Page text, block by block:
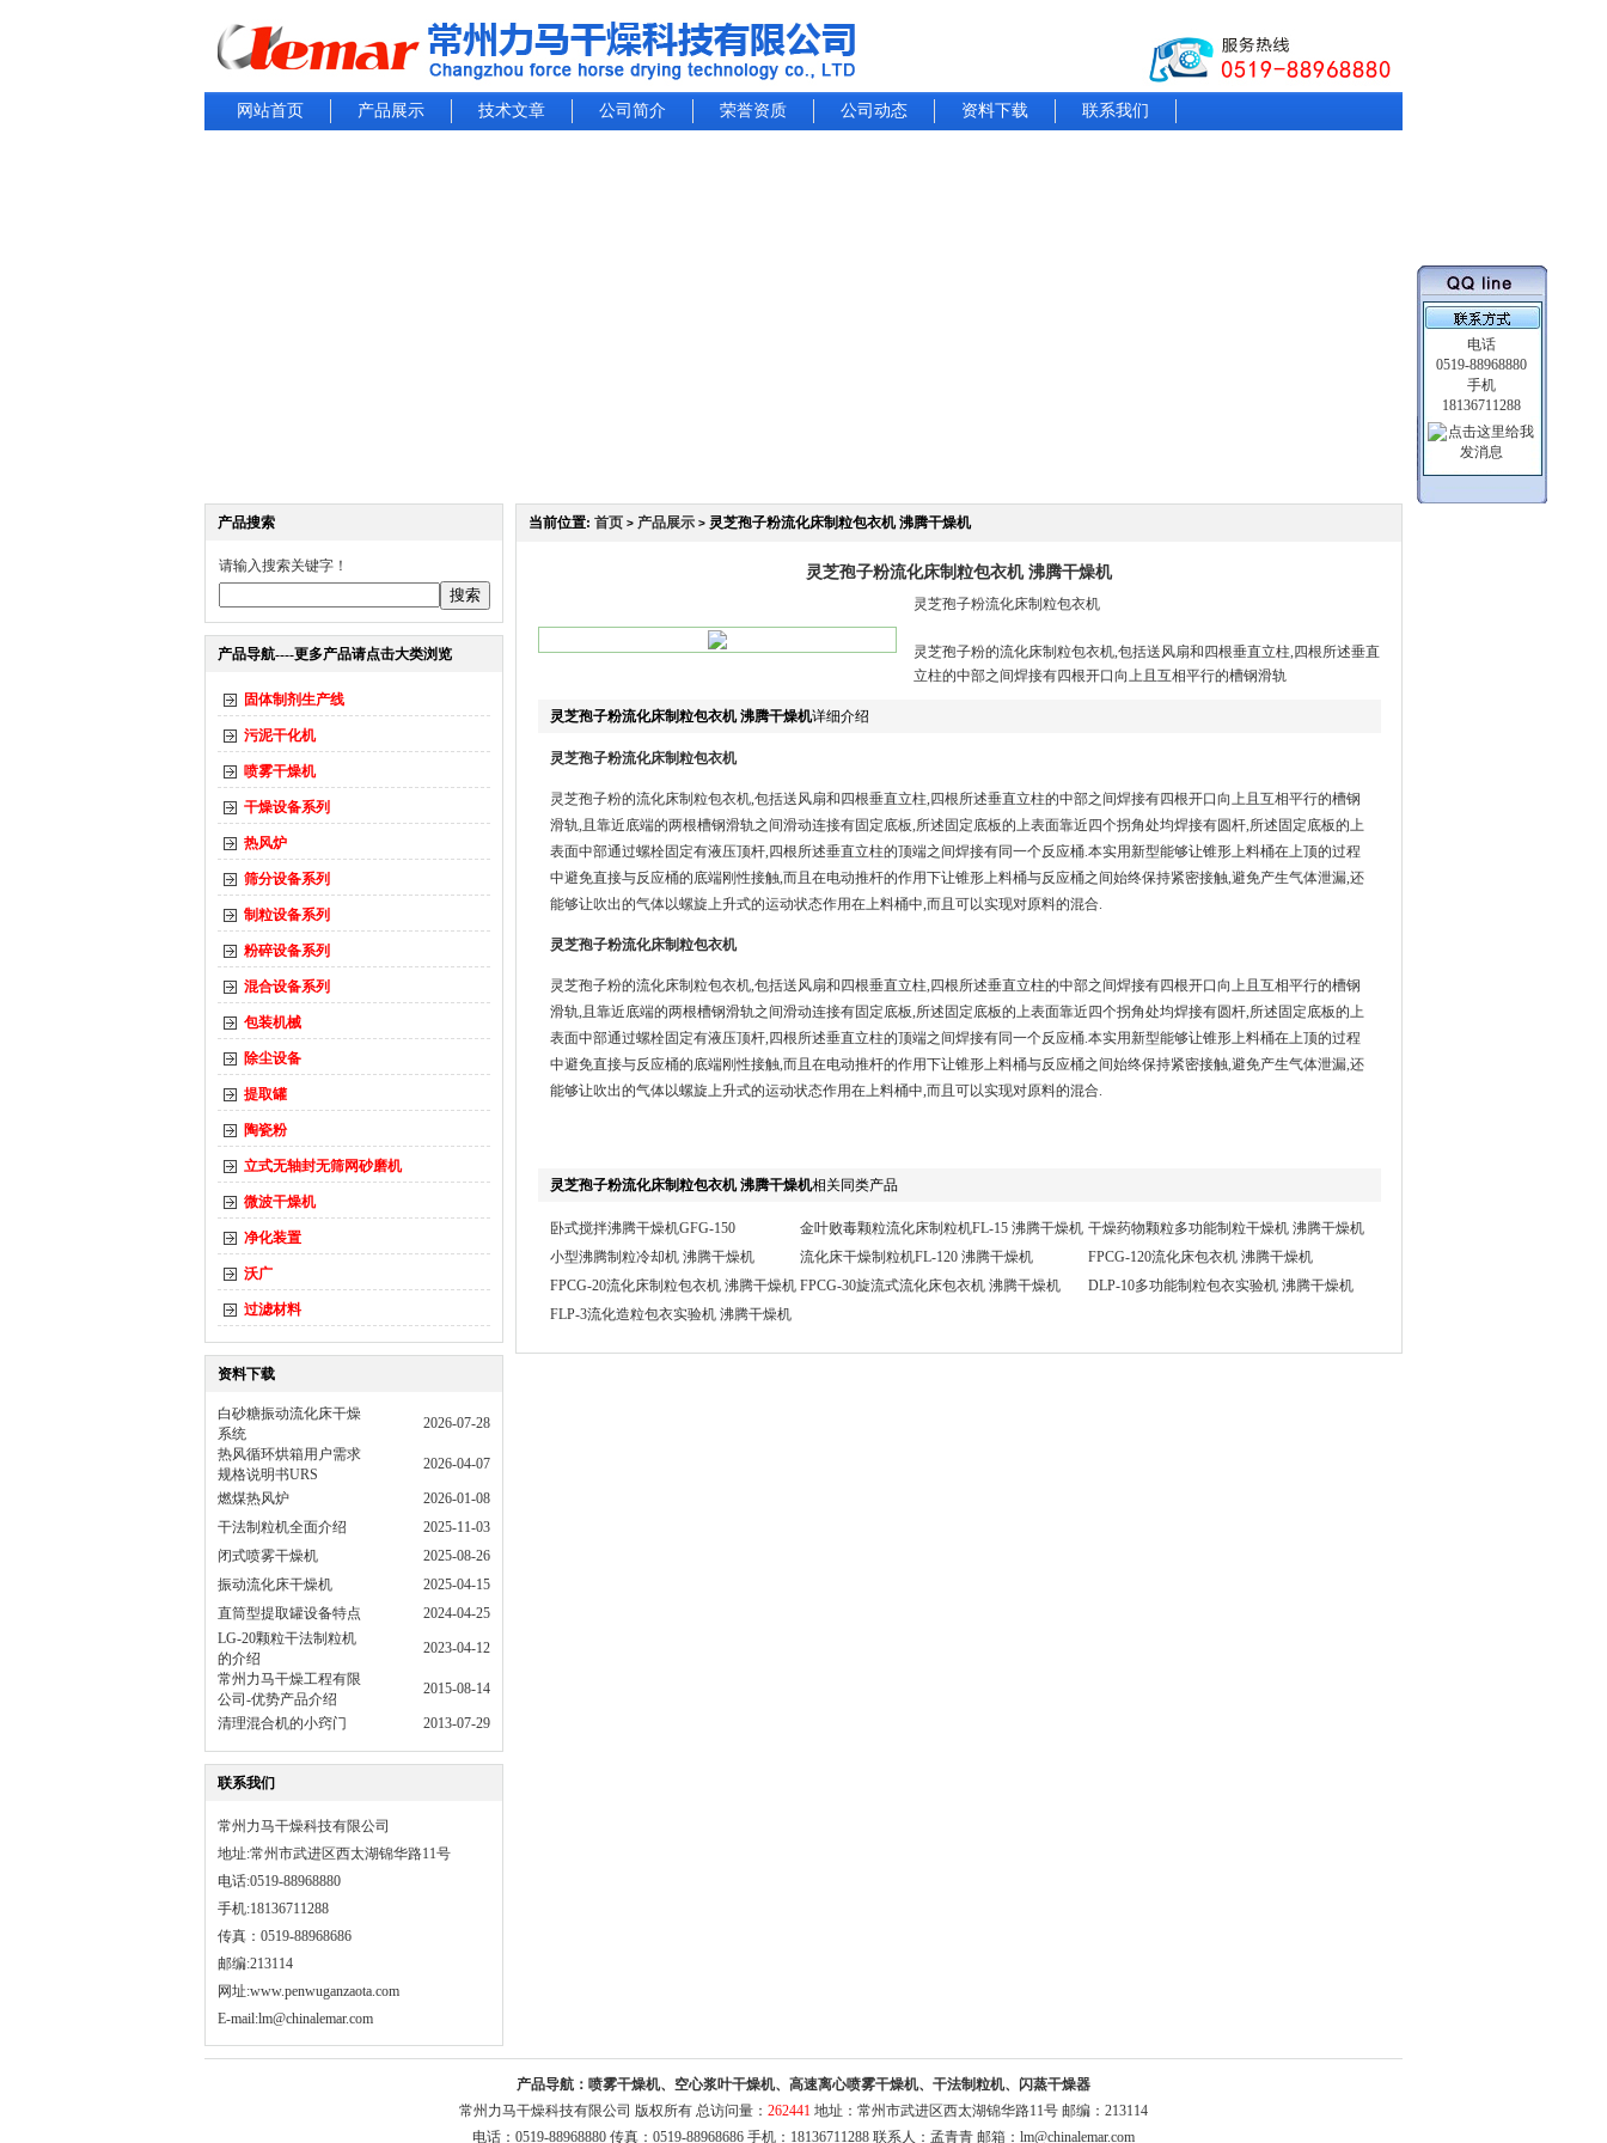
网站首页 产品展示 技术文章 公司简介 荣誉资质 公司动态 资料下载 联系我们
产品搜索
请输入搜索关键字！
产品导航----更多产品请点击大类浏览
固体制剂生产线
污泥干化机
喷雾干燥机
干燥设备系列
热风炉
筛分设备系列
制粒设备系列
粉碎设备系列
混合设备系列
包装机械
除尘设备
提取罐
陶瓷粉
立式无轴封无筛网砂磨机
微波干燥机
净化装置
沃广
过滤材料
资料下载
白砂糖振动流化床干燥
系统
2026-07-28
热风循环烘箱用户需求
规格说明书URS
2026-04-07
燃煤热风炉
2026-01-08
干法制粒机全面介绍
2025-11-03
闭式喷雾干燥机
2025-08-26
振动流化床干燥机
2025-04-15
直筒型提取罐设备特点
2024-04-25
LG-20颗粒干法制粒机
的介绍
2023-04-12
常州力马干燥工程有限
公司-优势产品介绍
2015-08-14
清理混合机的小窍门 2013-07-29
联系我们
常州力马干燥科技有限公司
地址:常州市武进区西太湖锦华路11号
电话:0519-88968880
手机:18136711288
传真：0519-88968686
邮编:213114
网址:www.penwuganzaota.com
E-mail:lm@chinalemar.com
当前位置: 首页 > 产品展示 > 灵芝孢子粉流化床制粒包衣机 沸腾干燥机
灵芝孢子粉流化床制粒包衣机 沸腾干燥机
灵芝孢子粉流化床制粒包衣机
灵芝孢子粉的流化床制粒包衣机,包括送风扇和四根垂直立柱,四根所述垂直
立柱的中部之间焊接有四根开口向上且互相平行的槽钢滑轨
灵芝孢子粉流化床制粒包衣机 沸腾干燥机详细介绍
灵芝孢子粉流化床制粒包衣机
灵芝孢子粉的流化床制粒包衣机,包括送风扇和四根垂直立柱,四根所述垂直立柱的中部之间焊接有四根开口向上且互相平行的槽钢
滑轨,且靠近底端的两根槽钢滑轨之间滑动连接有固定底板,所述固定底板的上表面靠近四个拐角处均焊接有圆杆,所述固定底板的上
表面中部通过螺栓固定有液压顶杆,四根所述垂直立柱的顶端之间焊接有同一个反应桶.本实用新型能够让锥形上料桶在上顶的过程
中避免直接与反应桶的底端刚性接触,而且在电动推杆的作用下让锥形上料桶与反应桶之间始终保持紧密接触,避免产生气体泄漏,还
能够让吹出的气体以螺旋上升式的运动状态作用在上料桶中,而且可以实现对原料的混合.
灵芝孢子粉流化床制粒包衣机
灵芝孢子粉的流化床制粒包衣机,包括送风扇和四根垂直立柱,四根所述垂直立柱的中部之间焊接有四根开口向上且互相平行的槽钢
滑轨,且靠近底端的两根槽钢滑轨之间滑动连接有固定底板,所述固定底板的上表面靠近四个拐角处均焊接有圆杆,所述固定底板的上
表面中部通过螺栓固定有液压顶杆,四根所述垂直立柱的顶端之间焊接有同一个反应桶.本实用新型能够让锥形上料桶在上顶的过程
中避免直接与反应桶的底端刚性接触,而且在电动推杆的作用下让锥形上料桶与反应桶之间始终保持紧密接触,避免产生气体泄漏,还
能够让吹出的气体以螺旋上升式的运动状态作用在上料桶中,而且可以实现对原料的混合.
灵芝孢子粉流化床制粒包衣机 沸腾干燥机相关同类产品
卧式搅拌沸腾干燥机GFG-150 金叶败毒颗粒流化床制粒机FL-15 沸腾干燥机 干燥药物颗粒多功能制粒干燥机 沸腾干燥机
小型沸腾制粒冷却机 沸腾干燥机
流化床干燥制粒机FL-120 沸腾干燥机
FPCG-120流化床包衣机 沸腾干燥机
FPCG-20流化床制粒包衣机 沸腾干燥机 FPCG-30旋流式流化床包衣机 沸腾干燥机
DLP-10多功能制粒包衣实验机 沸腾干燥机
FLP-3流化造粒包衣实验机 沸腾干燥机
产品导航： 喷雾干燥机、空心浆叶干燥机、高速离心喷雾干燥机、干法制粒机、闪蒸干燥器
常州力马干燥科技有限公司 版权所有 总访问量： 262441 地址：常州市武进区西太湖锦华路11号 邮编：213114
电话：0519-88968880 传真：0519-88968686 手机：18136711288 联系人：孟青青 邮箱： lm@chinalemar.com
电话
0519-88968880
手机
18136711288